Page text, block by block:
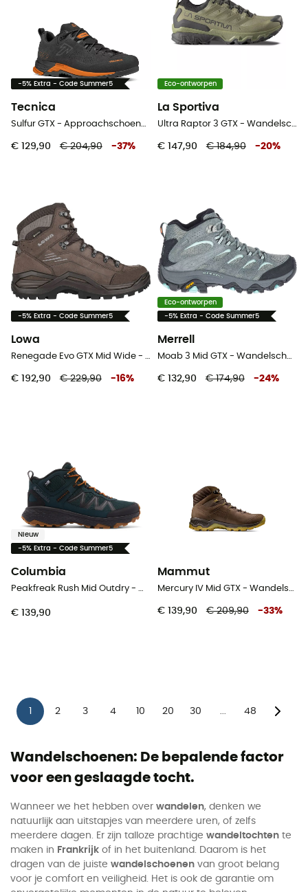
-5% Extra - Code Summer5
Tecnica
Sulfur GTX - Approachschoenen - Heren
€ 129,90 € 204,90 -37%
Eco-ontworpen
La Sportiva
Ultra Raptor 3 GTX - Wandelschoenen - Heren
€ 147,90 € 184,90 -20%
-5% Extra - Code Summer5
Lowa
Renegade Evo GTX Mid Wide - Wandelschoenen - Heren
€ 192,90 € 229,90 -16%
Eco-ontworpen
-5% Extra - Code Summer5
Merrell
Moab 3 Mid GTX - Wandelschoenen - Dames
€ 132,90 € 174,90 -24%
Nieuw
-5% Extra - Code Summer5
Columbia
Peakfreak Rush Mid Outdry - Wandelschoenen - Heren
€ 139,90
Mammut
Mercury IV Mid GTX - Wandelschoenen - Heren
€ 139,90 € 209,90 -33%
2 3 4 10 20 30 48
Wandelschoenen: De bepalende factor
voor een geslaagde tocht.
Wanneer we het hebben over wandelen, denken we
natuurlijk aan uitstapjes van meerdere uren, of zelfs
meerdere dagen. Er zijn talloze prachtige wandeltochten te
maken in Frankrijk of in het buitenland. Daarom is het
dragen van de juiste wandelschoenen van groot belang
voor je comfort en veiligheid. Het is ook de garantie om